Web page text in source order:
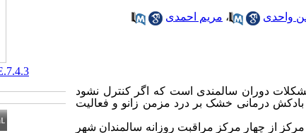
واحدی ، مریم احمدی
دوران سالمندی است که اگر کنترل نشود
درمانی خشک بر درد مزمن زانو و فعالیت
از چهار مرکز مراقبت روزانه سالمندان شهر